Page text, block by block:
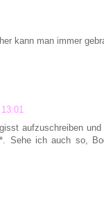
kann man immer
aufzuschreiben
Sehe ich auch so,